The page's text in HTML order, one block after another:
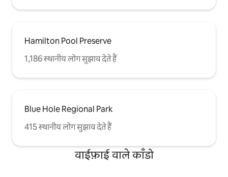
Hamilton Pool Preserve
1,186 स्थानीय लोग सुझाव देते हैं
Blue Hole Regional Park
415 स्थानीय लोग सुझाव देते हैं
वाईफ़ाई वाले काँडो